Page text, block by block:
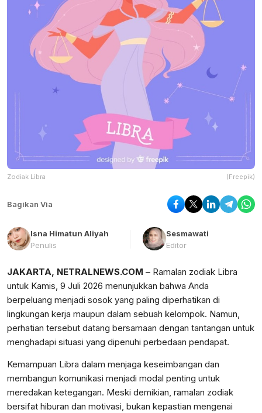
Zodiak Libra (Freepik)
Bagikan Via
Isna Himatun Aliyah
Penulis
Sesmawati
Editor
JAKARTA, NETRALNEWS.COM – Ramalan zodiak Libra
untuk Kamis, 9 Juli 2026 menunjukkan bahwa Anda
berpeluang menjadi sosok yang paling diperhatikan di
lingkungan kerja maupun dalam sebuah kelompok. Namun,
perhatian tersebut datang bersamaan dengan tantangan untuk
menghadapi situasi yang dipenuhi perbedaan pendapat.
Kemampuan Libra dalam menjaga keseimbangan dan
membangun komunikasi menjadi modal penting untuk
meredakan ketegangan. Meski demikian, ramalan zodiak
bersifat hiburan dan motivasi, bukan kepastian mengenai